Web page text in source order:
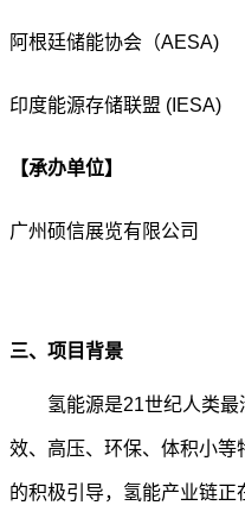
阿根廷储能协会（AESA)
印度能源存储联盟 (IESA)
【承办单位】
广州硕信展览有限公司
三、项目背景
氢能源是21世纪人类
效、高压、环保、体积小等
的积极引导，氢能产业链正